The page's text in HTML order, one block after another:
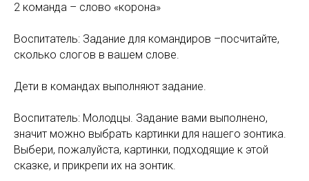
2 команда – слово «корона»
Воспитатель: Задание для командиров –посчитайте,
сколько слогов в вашем слове.
Дети в командах выполняют задание.
Воспитатель: Молодцы. Задание вами выполнено,
значит можно выбрать картинки для нашего зонтика.
Выбери, пожалуйста, картинки, подходящие к этой
сказке, и прикрепи их на зонтик.